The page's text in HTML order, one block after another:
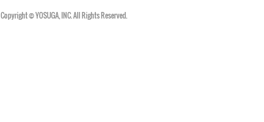
Copyright © YOSUGA, INC. All Rights Reserved.